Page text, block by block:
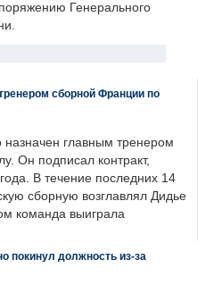
Генерального
сборной Франции по
главным тренером
Он подписал контракт,
В течение последних 14
сборную возглавлял Дидье
команда выиграла
покинул должность из-за